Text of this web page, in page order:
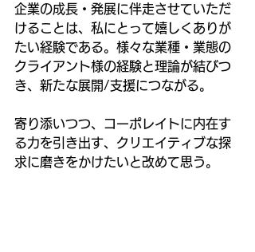
企業の成長・発展に伴走させていただ
けることは、私にとって嬉しくありが
たい経験である。様々な業種・業態の
クライアント様の経験と理論が結びつ
き、新たな展開/支援につながる。
寄り添いつつ、コーポレイトに内在す
る力を引き出す、クリエイティブな探
求に磨きをかけたいと改めて思う。